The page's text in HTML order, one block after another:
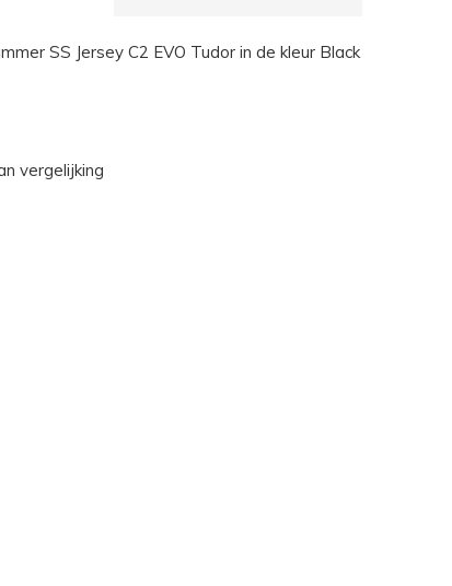
SS Jersey C2 EVO Tudor in de kleur Black
vergelijking